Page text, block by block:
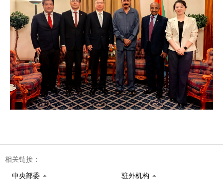
相关链接：
中央部委 驻外机构